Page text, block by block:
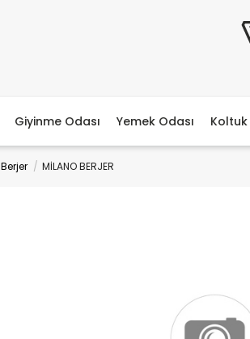
Giyinme Odası Yemek Odası Koltuk
Berjer MİLANO BERJER